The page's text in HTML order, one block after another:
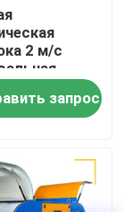
2 м/с
машина
запрос